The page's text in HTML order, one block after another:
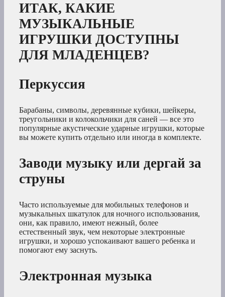
ИТАК, КАКИЕ
МУЗЫКАЛЬНЫЕ
ИГРУШКИ ДОСТУПНЫ
ДЛЯ МЛАДЕНЦЕВ?
Перкуссия
Барабаны, символы, деревянные кубики, шейкеры,
треугольники и колокольчики для саней — все это
популярные акустические ударные игрушки, которые
вы можете купить отдельно или иногда в комплекте.
Заводи музыку или дергай за
струны
Часто используемые для мобильных телефонов и
музыкальных шкатулок для ночного использования,
они, как правило, имеют нежный, более
естественный звук, чем некоторые электронные
игрушки, и хорошо успокаивают вашего ребенка и
помогают ему заснуть.
Электронная музыка